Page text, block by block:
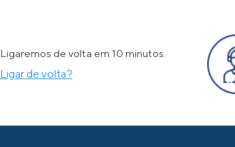
Ligaremos de volta em 10 minutos.
Ligar de volta?